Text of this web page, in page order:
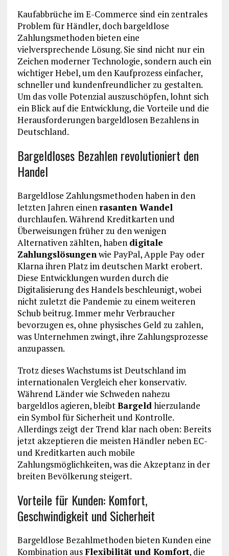
Kaufabbrüche im E-Commerce sind ein zentrales
Problem für Händler, doch bargeldlose
Zahlungsmethoden bieten eine
vielversprechende Lösung. Sie sind nicht nur ein
Zeichen moderner Technologie, sondern auch ein
wichtiger Hebel, um den Kaufprozess einfacher,
schneller und kundenfreundlicher zu gestalten.
Um das volle Potenzial auszuschöpfen, lohnt sich
ein Blick auf die Entwicklung, die Vorteile und die
Herausforderungen bargeldlosen Bezahlens in
Deutschland.
Bargeldloses Bezahlen revolutioniert den
Handel
Bargeldlose Zahlungsmethoden haben in den
letzten Jahren einen rasanten Wandel
durchlaufen. Während Kreditkarten und
Überweisungen früher zu den wenigen
Alternativen zählten, haben digitale
Zahlungslösungenwie PayPal, Apple Pay oder
Klarna ihren Platz im deutschen Markt erobert.
Diese Entwicklungen wurden durch die
Digitalisierung des Handels beschleunigt, wobei
nicht zuletzt die Pandemie zu einem weiteren
Schub beitrug. Immer mehr Verbraucher
bevorzugen es, ohne physisches Geld zu zahlen,
was Unternehmen zwingt, ihre Zahlungsprozesse
anzupassen.
Trotz dieses Wachstums ist Deutschland im
internationalen Vergleich eher konservativ.
Während Länder wie Schweden nahezu
bargeldlos agieren, bleibtBargeldhierzulande
ein Symbol für Sicherheit und Kontrolle.
Allerdings zeigt der Trend klar nach oben: Bereits
jetzt akzeptieren die meisten Händler neben EC-
und Kreditkarten auch mobile
Zahlungsmöglichkeiten, was die Akzeptanz in der
breiten Bevölkerung steigert.
Vorteile für Kunden: Komfort,
Geschwindigkeit und Sicherheit
Bargeldlose Bezahlmethoden bieten Kunden eine
Kombination ausFlexibilität und Komfort, die